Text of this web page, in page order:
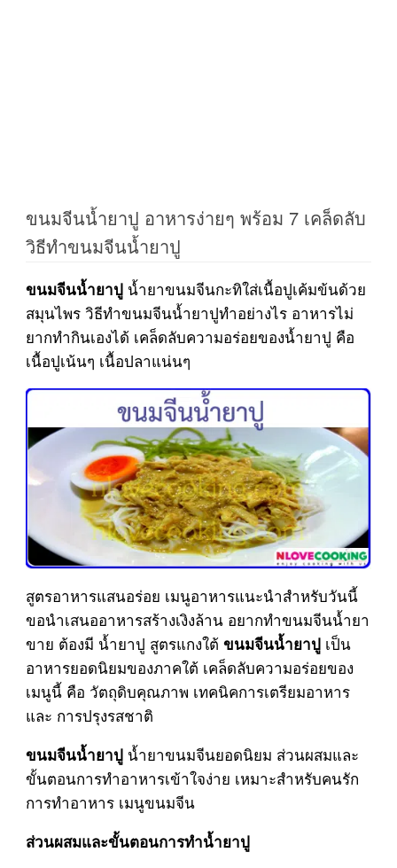
ขนมจีนน้ำยาปู อาหารง่ายๆ พร้อม 7 เคล็ดลับ
วิธีทำขนมจีนน้ำยาปู
ขนมจีนน้ำยาปูน้ำยาขนมจีนกะทิใส่เนื้อปูเค้มข้นด้วย
สมุนไพร วิธีทำขนมจีนน้ำยาปูทำอย่างไร อาหารไม่
ยากทำกินเองได้ เคล็ดลับความอร่อยของน้ำยาปู คือ
เนื้อปูเน้นๆ เนื้อปลาแน่นๆ
สูตรอาหารแสนอร่อย เมนูอาหารแนะนำสำหรับวันนี้
ขอนำเสนออาหารสร้างเงิงล้าน อยากทำขนมจีนน้ำยา
ขาย ต้องมี น้ำยาปู สูตรแกงใต้ ขนมจีนน้ำยาปูเป็น
อาหารยอดนิยมของภาคใต้ เคล็ดลับความอร่อยของ
เมนูนี้ คือ วัตถุดิบคุณภาพ เทคนิคการเตรียมอาหาร
และ การปรุงรสชาติ
ขนมจีนน้ำยาปูน้ำยาขนมจีนยอดนิยม ส่วนผสมและ
ขั้นตอนการทำอาหารเข้าใจง่าย เหมาะสำหรับคนรัก
การทำอาหาร เมนูขนมจีน
ส่วนผสมและขั้นตอนการทำน้ำยาปู